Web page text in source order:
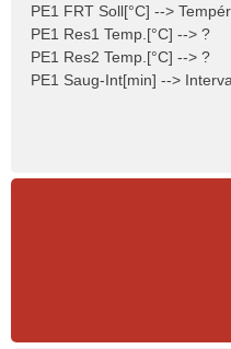
PE1 FRT Soll[°C] -->
PE1 Res1 Temp.[°C] --> ?
PE1 Res2 Temp.[°C] --> ?
PE1 Saug-Int[min] -->